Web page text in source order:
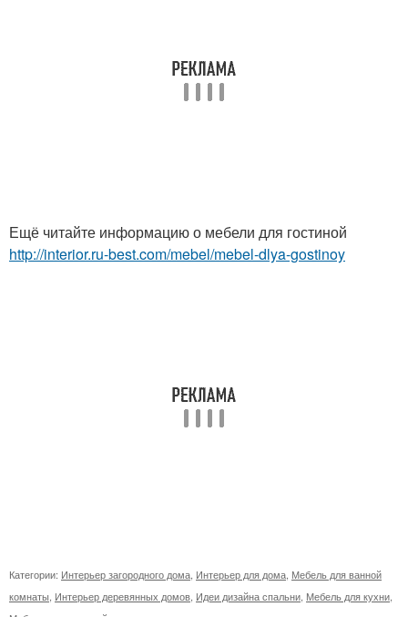
Ещё читайте информацию о мебели для гостиной
http://interior.ru-best.com/mebel/mebel-dlya-gostinoy
Категории: Интерьер загородного дома Интерьер для дома Мебель для ванной
комнаты Интерьер деревянных домов Идеи дизайна спальни Мебель для кухни